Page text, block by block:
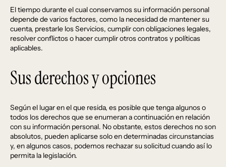
El tiempo durante el cual conservamos su información personal
depende de varios factores, como la necesidad de mantener su
cuenta, prestarle los Servicios, cumplir con obligaciones legales,
resolver conflictos o hacer cumplir otros contratos y políticas
aplicables.
Sus derechos y opciones
Según el lugar en el que resida, es posible que tenga algunos o
todos los derechos que se enumeran a continuación en relación
con su información personal. No obstante, estos derechos no son
absolutos, pueden aplicarse solo en determinadas circunstancias
y, en algunos casos, podemos rechazar su solicitud cuando así lo
permita la legislación.